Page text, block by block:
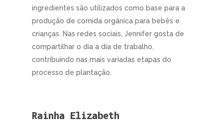
ingredientes são utilizados como base para a
produção de comida orgânica para bebês e
crianças. Nas redes sociais, Jennifer gosta de
compartilhar o dia a dia de trabalho,
contribuindo nas mais variadas etapas do
processo de plantação.
Rainha Elizabeth